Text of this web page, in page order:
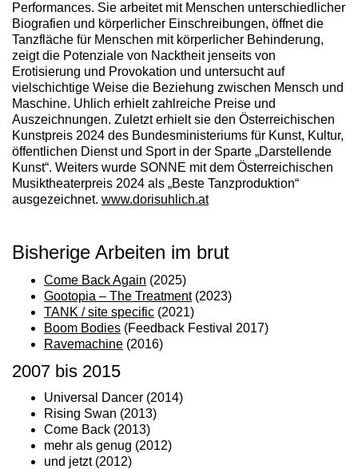
Performances. Sie arbeitet mit Menschen unterschiedlicher
Biografien und körperlicher Einschreibungen, öffnet die
Tanzfläche für Menschen mit körperlicher Behinderung,
zeigt die Potenziale von Nacktheit jenseits von
Erotisierung und Provokation und untersucht auf
vielschichtige Weise die Beziehung zwischen Mensch und
Maschine. Uhlich erhielt zahlreiche Preise und
Auszeichnungen. Zuletzt erhielt sie den Österreichischen
Kunstpreis 2024 des Bundesministeriums für Kunst, Kultur,
öffentlichen Dienst und Sport in der Sparte „Darstellende
Kunst“. Weiters wurde SONNE mit dem Österreichischen
Musiktheaterpreis 2024 als „Beste Tanzproduktion“
ausgezeichnet. www.dorisuhlich.at
Bisherige Arbeiten im brut
Come Back Again (2025)
Gootopia – The Treatment(2023)
TANK / site specific (2021)
Boom Bodies (Feedback Festival 2017)
Ravemachine (2016)
2007 bis 2015
Universal Dancer (2014)
Rising Swan (2013)
Come Back (2013)
mehr als genug (2012)
und jetzt (2012)